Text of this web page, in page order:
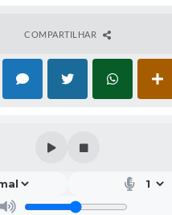
COMPARTILHAR